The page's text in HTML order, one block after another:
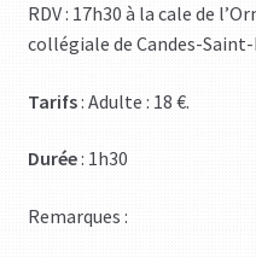
RDV : 17h30 à la cale de
collégiale de Candes-
Tarifs: Adulte : 18 €.
Durée: 1h30
Remarques :